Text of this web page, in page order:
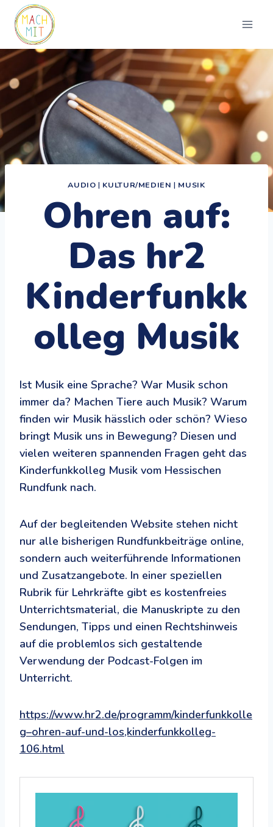
Zum
Inhalt
springen
AUDIO | KULTUR/MEDIEN | MUSIK
Ohren auf:
Das hr2
Kinderfunkk
olleg Musik
Ist Musik eine Sprache? War Musik schon
immer da? Machen Tiere auch Musik? Warum
finden wir Musik hässlich oder schön? Wieso
bringt Musik uns in Bewegung? Diesen und
vielen weiteren spannenden Fragen geht das
Kinderfunkkolleg Musik vom Hessischen
Rundfunk nach.
Auf der begleitenden Website stehen nicht
nur alle bisherigen Rundfunkbeiträge online,
sondern auch weiterführende Informationen
und Zusatzangebote. In einer speziellen
Rubrik für Lehrkräfte gibt es kostenfreies
Unterrichtsmaterial, die Manuskripte zu den
Sendungen, Tipps und einen Rechtshinweis
auf die problemlos sich gestaltende
Verwendung der Podcast-Folgen im
Unterricht.
https://www.hr2.de/programm/kinderfunkkolle
g–ohren-auf-und-los,kinderfunkkolleg-
106.html